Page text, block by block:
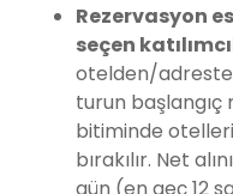
Rezervasyon
seçen
otelden/
turun başlangıç
bitiminde
bırakılır. Net
gün (en geç 12